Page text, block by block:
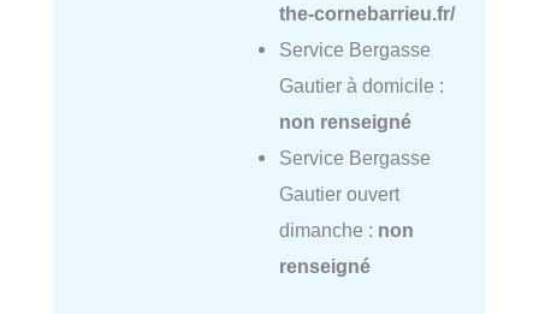
the-cornebarrieu.fr/
Service Bergasse
Gautier à domicile :
non renseigné
Service Bergasse
Gautier ouvert
dimanche : non
renseigné